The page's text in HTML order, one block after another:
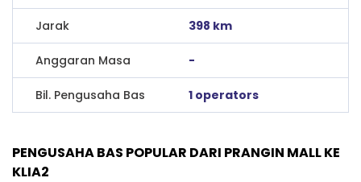
Jarak 398 km
Anggaran Masa -
Bil. Pengusaha Bas 1 operators
PENGUSAHA BAS POPULAR DARI PRANGIN MALL KE
KLIA2